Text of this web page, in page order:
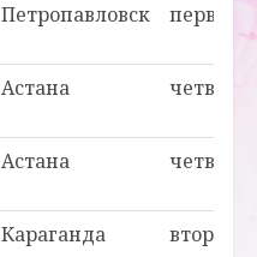
Петропавловск первая
Астана
Астана
Караганда вторая